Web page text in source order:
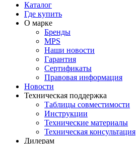
Каталог
Где купить
О марке
Бренды
MPS
Наши новости
Гарантия
Сертификаты
Правовая информация
Новости
Техническая поддержка
Таблицы совместимости
Инструкции
Технические материалы
Техническая консультация
Дилерам